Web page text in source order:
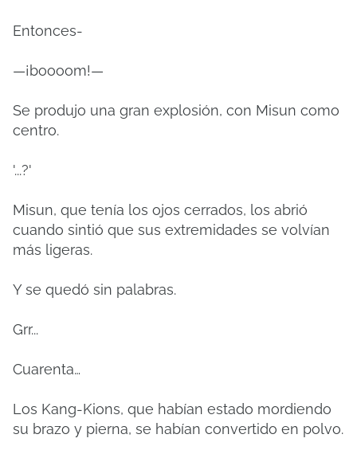
Entonces-
—¡boooom!—
Se produjo una gran explosión, con Misun como
centro.
'...?'
Misun, que tenía los ojos cerrados, los abrió
cuando sintió que sus extremidades se volvían
más ligeras.
Y se quedó sin palabras.
Grr...
Cuarenta…
Los Kang-Kions, que habían estado mordiendo
su brazo y pierna, se habían convertido en polvo.